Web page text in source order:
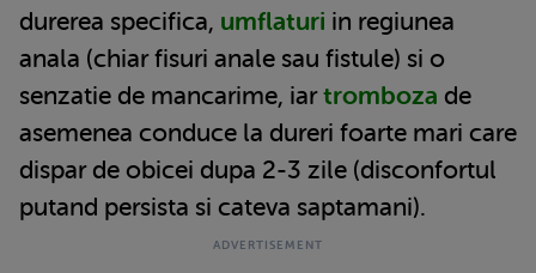
durerea specifica, umflaturi in regiunea
anala (chiar fisuri anale sau fistule) si o
senzatie de mancarime, iartromboza de
asemenea conduce la dureri foarte mari care
dispar de obicei dupa 2-3 zile (disconfortul
putand persista si cateva saptamani).